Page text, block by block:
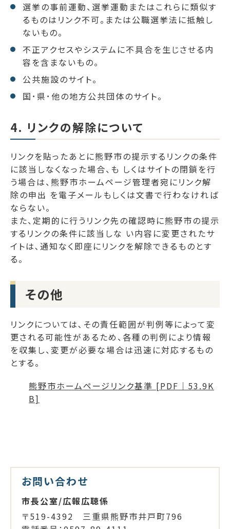
選挙の事前運動、選挙運動またはこれらに類似す
るものはリンク不可。または公職選挙法に抵触し
ないもの。
不正アクセスやシステムに不具合を生じさせる内
容を含まないもの。
公共施設のサイト。
国･県･他の地方公共団体のサイト。
4. リンクの解除について
リンクを貼ったあとに熊野市の提示するリンクの条件
に該当しなくなった場合、も しくはサイトの閉鎖を行
う場合は、熊野市ホームページ管理者宛にリンク解
除の申出 を電子メールもしくは文書で行わなければ
ならない。
また、定期的に行うリンク先の確認時に熊野市の提示
するリンクの条件に該当しな い内容に変更されたサ
イトは､通知なく即座にリンクを解除できるものとす
る。
その他
リンクについては､その責任範囲が判例等によって変
更される可能性があるため、各種の判例により情報
を収集し、変更が必要な場合は迅速に対応するもの
とする。
熊野市ホームページリンク基準 [PDF｜53.9K
B]
お問い合わせ
市長公室/広報広聴係
〒519-4392 三重県熊野市井戸町796